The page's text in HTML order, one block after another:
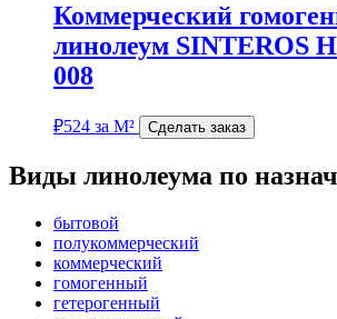
Коммерческий
линолеум SINTEROS
008
₽524 за М² Сделать заказ
Виды линолеума по
бытовой
полукоммерческий
коммерческий
гомогенный
гетерогенный